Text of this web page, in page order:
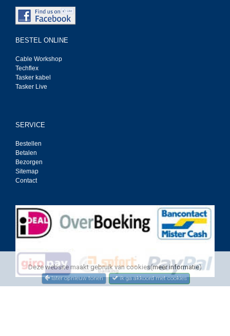
Deze website maakt gebruik van cookies(meer informatie)
later opnieuw tonen ik ga akkoord met cookies
BESTEL ONLINE
Cable Workshop
Techflex
Tasker kabel
Tasker Live
SERVICE
Bestellen
Betalen
Bezorgen
Sitemap
Contact